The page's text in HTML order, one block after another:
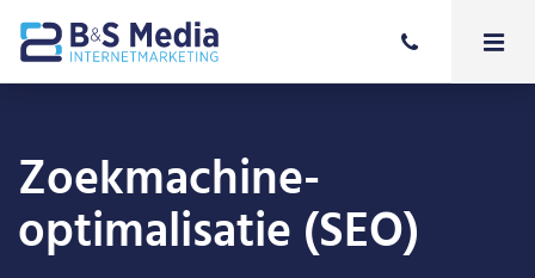
Zoekmachine-
optimalisatie (SEO)